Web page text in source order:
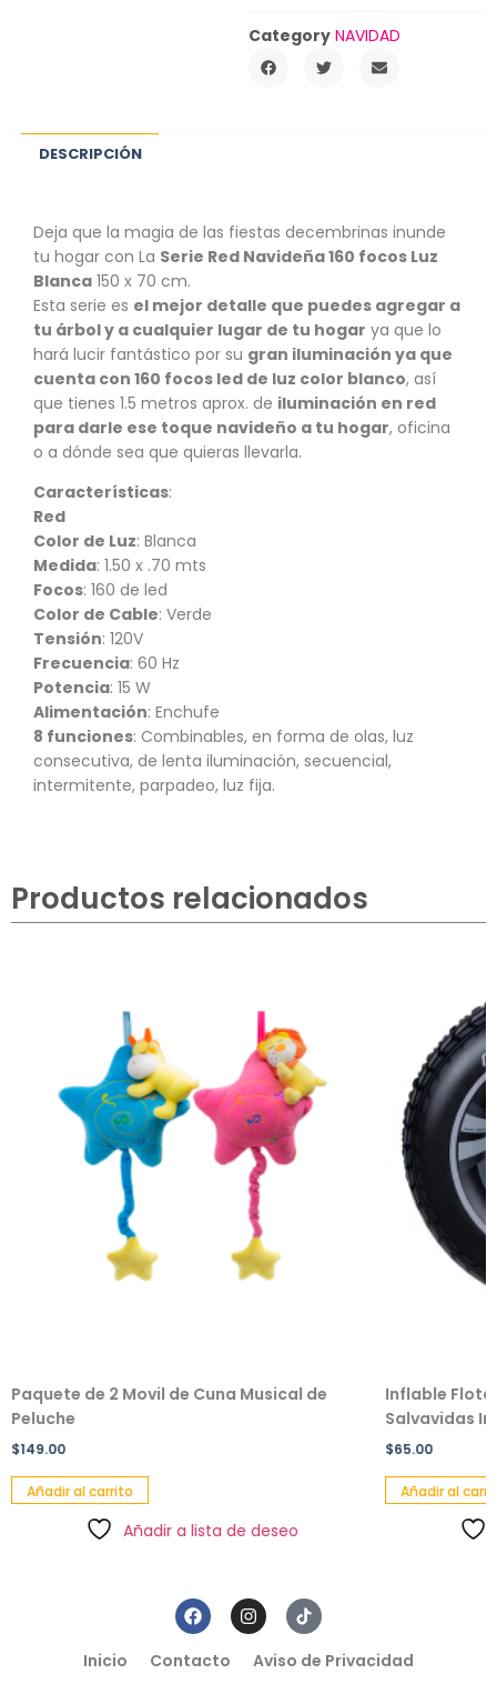
Category NAVIDAD
DESCRIPCIÓN
Deja que la magia de las fiestas decembrinas inunde
tu hogar con La Serie Red Navideña 160 focos Luz
Blanca 150 x 70 cm.
Esta serie es el mejor detalle que puedes agregar a
tu árbol y a cualquier lugar de tu hogar ya que lo
hará lucir fantástico por su gran iluminación ya que
cuenta con 160 focos led de luz color blanco, así
que tienes 1.5 metros aprox. de iluminación en red
para darle ese toque navideño a tu hogar, oficina
o a dónde sea que quieras llevarla.
Características:
Red
Color de Luz: Blanca
Medida: 1.50 x .70 mts
Focos: 160 de led
Color de Cable: Verde
Tensión: 120V
Frecuencia: 60 Hz
Potencia: 15 W
Alimentación: Enchufe
8 funciones: Combinables, en forma de olas, luz
consecutiva, de lenta iluminación, secuencial,
intermitente, parpadeo, luz fija.
Productos relacionados
Paquete de 2 Movil de Cuna Musical de
Peluche
$149.00
Añadir al carrito
Añadir a lista de deseo
Inflable
Salvavidas
$65.00
Añadir al
Inicio Contacto Aviso de Privacidad